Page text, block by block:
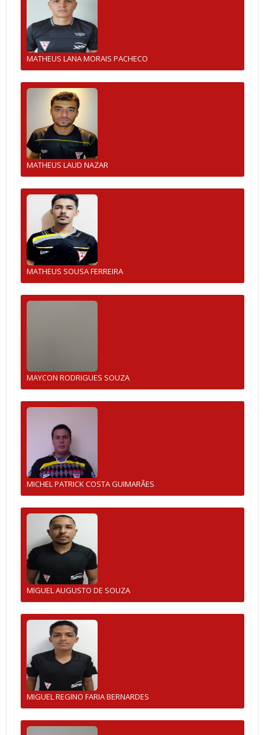
MATHEUS LANA MORAIS PACHECO
MATHEUS LAUD NAZAR
MATHEUS SOUSA FERREIRA
MAYCON RODRIGUES SOUZA
MICHEL PATRICK COSTA GUIMARÃES
MIGUEL AUGUSTO DE SOUZA
MIGUEL REGINO FARIA BERNARDES